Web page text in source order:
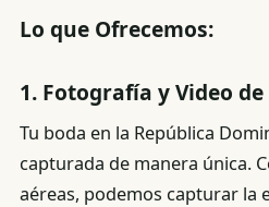
Lo que Ofrecemos:
1. Fotografía y Video
Tu boda en la República
capturada de manera única.
aéreas, podemos capturar la